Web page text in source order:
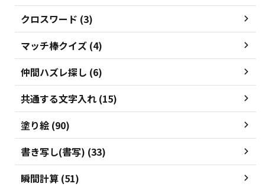
クロスワード (3)
マッチ棒クイズ (4)
仲間ハズレ探し (6)
共通する文字入れ (15)
塗り絵 (90)
書き写し(書写) (33)
瞬間計算 (51)